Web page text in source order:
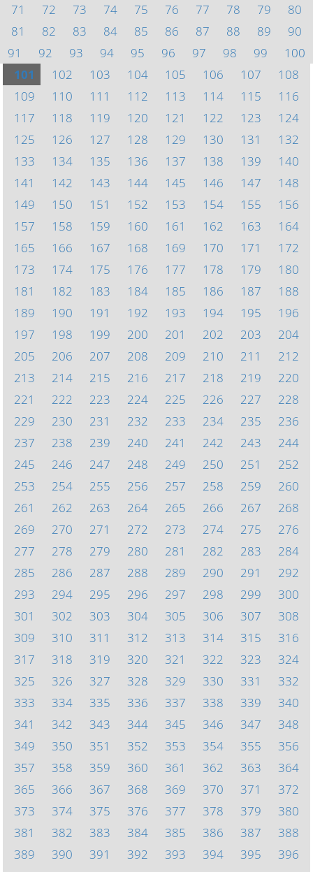
71
72 73 74 75 76 77 78 79
80
81
82 83 84 85 86 87 88 89
90
91
92 93 94 95 96 97 98 99
100
101
102 103 104 105 106 107
108
109
110 111 112 113 114 115
116
117
118 119 120 121 122 123
124
125
126 127 128 129 130 131
132
133
134 135 136 137 138 139
140
141
142 143 144 145 146 147
148
149
150 151 152 153 154 155
156
157
158 159 160 161 162 163
164
165
166 167 168 169 170 171
172
173
174 175 176 177 178 179
180
181
182 183 184 185 186 187
188
189
190 191 192 193 194 195
196
197
198 199 200 201 202 203
204
205
206 207 208 209 210 211
212
213
214 215 216 217 218 219
220
221
222 223 224 225 226 227
228
229
230 231 232 233 234 235
236
237
238 239 240 241 242 243
244
245
246 247 248 249 250 251
252
253
254 255 256 257 258 259
260
261
262 263 264 265 266 267
268
269
270 271 272 273 274 275
276
277
278 279 280 281 282 283
284
285
286 287 288 289 290 291
292
293
294 295 296 297 298 299
300
301
302 303 304 305 306 307
308
309
310 311 312 313 314 315
316
317
318 319 320 321 322 323
324
325
326 327 328 329 330 331
332
333
334 335 336 337 338 339
340
341
342 343 344 345 346 347
348
349
350 351 352 353 354 355
356
357
358 359 360 361 362 363
364
365
366 367 368 369 370 371
372
373
374 375 376 377 378 379
380
381
382 383 384 385 386 387
388
389
390 391 392 393 394 395
396